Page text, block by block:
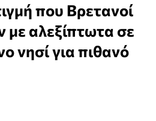
που Βρετανοί
με αλεξίπτωτα σε
νησί για πιθανό